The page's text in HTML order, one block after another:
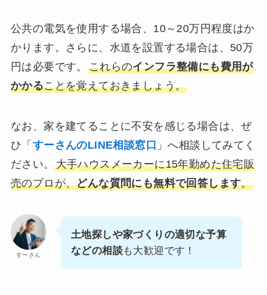
公共の電気を使用する場合、10～20万円程度はか
かります。さらに、水道を設置する場合は、50万
円は必要です。 これらのインフラ整備にも費用が
かかることを覚えておきましょう。
なお、家を建てることに不安を感じる場合は、ぜ
ひ「 すーさんのLINE相談窓口 」へ相談してみてく
ださい。 大手ハウスメーカーに15年勤めた住宅販
売のプロが、どんな質問にも無料で回答します。
すーさん
土地探しや家づくりの適切な予算
などの相談も大歓迎です！